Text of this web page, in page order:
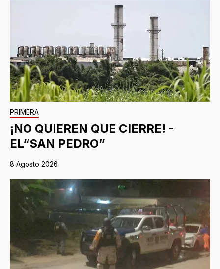
PRIMERA
¡NO QUIEREN QUE CIERRE! -
EL“SAN PEDRO”
8 Agosto 2026